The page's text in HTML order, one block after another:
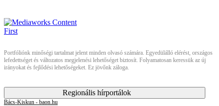
Portfóliónk minőségi tartalmat jelent minden olvasó számára. Egyedülálló elérést, országos
lefedettséget és változatos megjelenési lehetőséget biztosít. Folyamatosan keressük az új
irányokat és fejlődési lehetőségeket. Ez jövőnk záloga.
Regionális hírportálok
Bács-Kiskun - baon.hu